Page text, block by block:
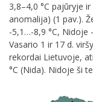
3,8–4,0 °C pajūryje
anomalija) (1 pav.).
-5,1…-8,9 °C, Nidoje
Vasario 1 ir 17 d.
rekordai Lietuvoje,
°C (Nida). Nidoje ši